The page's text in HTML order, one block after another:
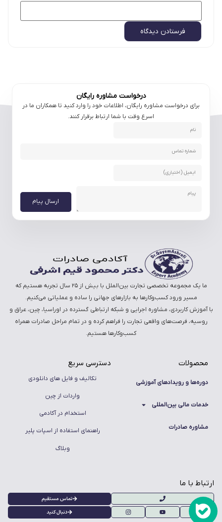
درخواست مشاوره رایگان
برای درخواست مشاوره رایگان، اطلاعات خود را وارد کنید تا همکاران ما در
اسرع وقت با شما ارتباط برقرار کنند.
ارسال پیام
ما یک مجموعه تخصصی تجارت بین‌الملل با بیش از ۲۵ سال تجربه هستیم که
مسیر ورود کسب‌وکارها به بازارهای جهانی را ساده و عملیاتی می‌کنیم.
با آموزش کاربردی، مشاوره اجرایی و شبکه ارتباطی گسترده در اوراسیا، چین، عراق و
روسیه، فرصت‌های واقعی تجارت را فراهم کرده و در تمام مراحل صادرات همراه
کسب‌وکارها هستیم.
دسترسی سریع
تکالیف و فایل های دانلودی
واردات از چین
استخدام در آکادمی
راهنمای استفاده از اسپات پلیر
وبلاگ
محصولات
دوره‌ها و رویدادهای آموزشی
خدمات مالی بین‌المللی
مشاوره صادرات
ارتباط با ما
تماس مستقیم
دنبال کنید